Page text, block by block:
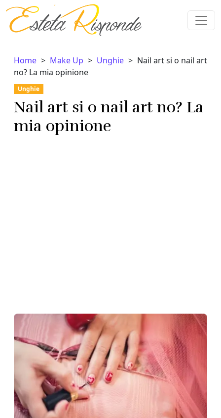
Vai al contenuto
Home Make Up Unghie
Nail art si o nail art
no? La mia opinione
Unghie
Nail art si o nail art no? La
mia opinione